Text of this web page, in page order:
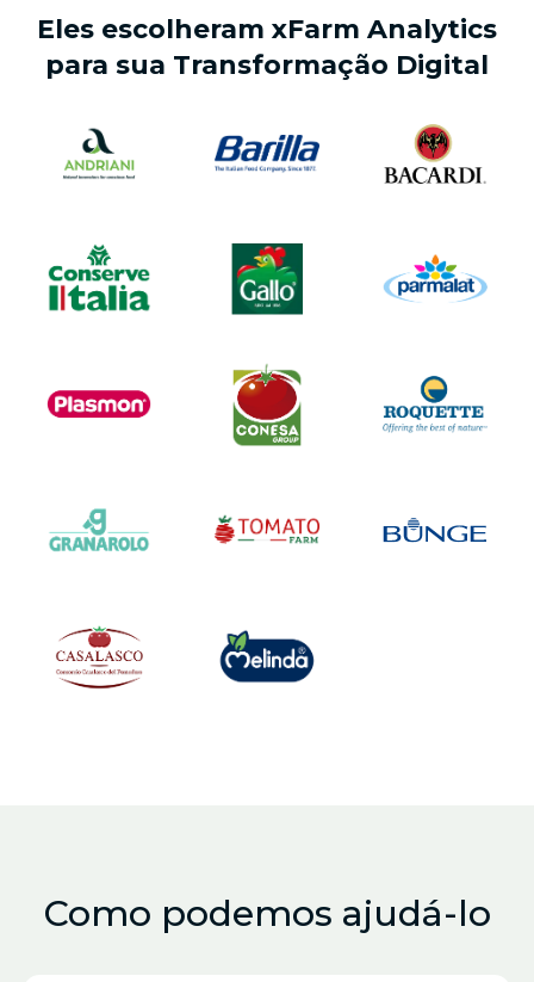
Eles escolheram xFarm Analytics
para sua Transformação Digital
Como podemos ajudá-lo